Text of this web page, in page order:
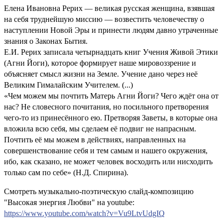
Елена Ивановна Рерих — великая русская женщина, взявшая
на себя труднейшую миссию — возвестить человечеству о
наступлении Новой Эры и принести людям давно утраченные
знания о Законах Бытия.
Е.И. Рерих записала четырнадцать книг Учения Живой Этики
(Агни Йоги), которое формирует наше мировоззрение и
объясняет смысл жизни на Земле. Учение дано через неё
Великим Гималайским Учителем. (...)
«Чем можем мы почтить Матерь Агни Йоги? Чего ждёт она от
нас? Не словесного почитания, но посильного претворения
чего-то из принесённого ею. Претворяя Заветы, в которые она
вложила всю себя, мы сделаем её подвиг не напрасным.
Почтить её мы можем в действиях, направленных на
совершенствование себя и тем самым и нашего окружения,
ибо, как сказано, не может человек восходить или нисходить
только сам по себе» (Н.Д. Спирина).
Смотреть музыкально-поэтическую слайд-композицию
"Высокая энергия Любви" на youtube:
https://www.youtube.com/watch?v=Vu9LtvUdgIQ